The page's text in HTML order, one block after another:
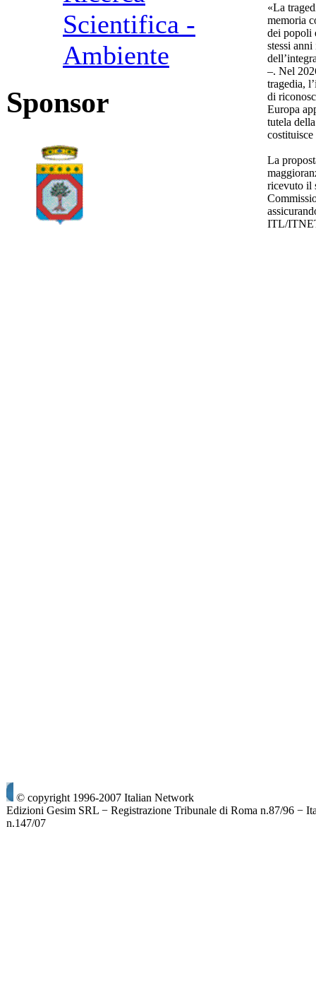
Scientifica -
Ambiente
Sponsor
«La
memoria
dei popoli
stessi
–. Nel
tragedia,
di
Europa
tutela
La
ricevuto il
ITL/
© copyright 1996-2007 Italian Network
Edizioni Gesim SRL − Registrazione Tribunale di Roma n.87/96 −
n.147/07